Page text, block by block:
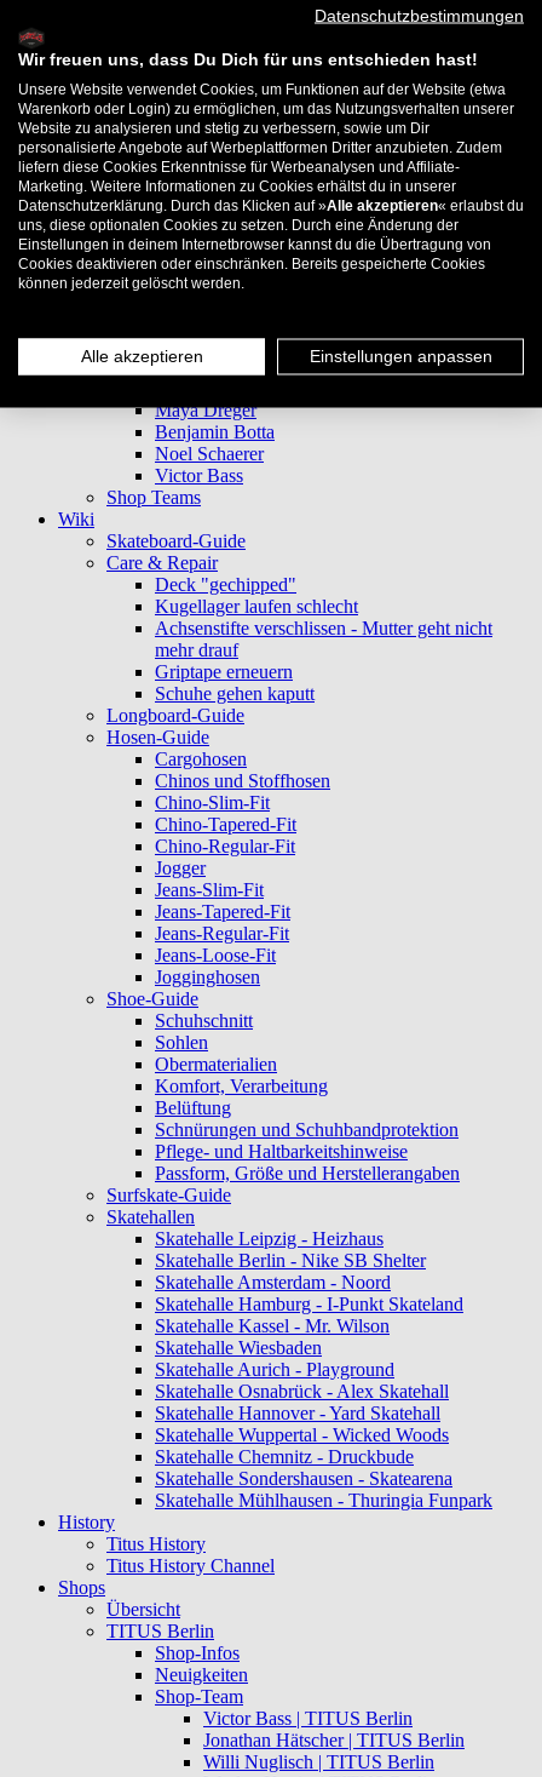
Jan Hellwig
Deniel Cramer
Antoni Zeyer
David Neier
Patricc Wolf
Konni Brock
Thomas Weber
Quirin Staudt
Marlene Mangold
Tim Blijstervelt
Florent Tourdre
Sanne van Linder
Alex Kililis
Maya Dreger
Benjamin Botta
Noel Schaerer
Victor Bass
Shop Teams
Wiki
Skateboard-Guide
Care & Repair
Deck "gechipped"
Kugellager laufen schlecht
Achsenstifte verschlissen - Mutter geht nicht
mehr drauf
Griptape erneuern
Schuhe gehen kaputt
Longboard-Guide
Hosen-Guide
Cargohosen
Chinos und Stoffhosen
Chino-Slim-Fit
Chino-Tapered-Fit
Chino-Regular-Fit
Jogger
Jeans-Slim-Fit
Jeans-Tapered-Fit
Jeans-Regular-Fit
Jeans-Loose-Fit
Jogginghosen
Shoe-Guide
Schuhschnitt
Sohlen
Obermaterialien
Komfort, Verarbeitung
Belüftung
Schnürungen und Schuhbandprotektion
Pflege- und Haltbarkeitshinweise
Passform, Größe und Herstellerangaben
Surfskate-Guide
Skatehallen
Skatehalle Leipzig - Heizhaus
Skatehalle Berlin - Nike SB Shelter
Skatehalle Amsterdam - Noord
Skatehalle Hamburg - I-Punkt Skateland
Skatehalle Kassel - Mr. Wilson
Skatehalle Wiesbaden
Skatehalle Aurich - Playground
Skatehalle Osnabrück - Alex Skatehall
Skatehalle Hannover - Yard Skatehall
Skatehalle Wuppertal - Wicked Woods
Skatehalle Chemnitz - Druckbude
Skatehalle Sondershausen - Skatearena
Skatehalle Mühlhausen - Thuringia Funpark
History
Titus History
Titus History Channel
Shops
Übersicht
TITUS Berlin
Shop-Infos
Neuigkeiten
Shop-Team
Victor Bass | TITUS Berlin
Jonathan Hätscher | TITUS Berlin
Willi Nuglisch | TITUS Berlin
Datenschutzbestimmungen
Wir freuen uns, dass Du Dich für uns entschieden hast!
Unsere Website verwendet Cookies, um Funktionen auf der Website (etwa
Warenkorb oder Login) zu ermöglichen, um das Nutzungsverhalten unserer
Website zu analysieren und stetig zu verbessern, sowie um Dir
personalisierte Angebote auf Werbeplattformen Dritter anzubieten. Zudem
liefern diese Cookies Erkenntnisse für Werbeanalysen und Affiliate-
Marketing. Weitere Informationen zu Cookies erhältst du in unserer
Datenschutzerklärung. Durch das Klicken auf »Alle akzeptieren« erlaubst du
uns, diese optionalen Cookies zu setzen. Durch eine Änderung der
Einstellungen in deinem Internetbrowser kannst du die Übertragung von
Cookies deaktivieren oder einschränken. Bereits gespeicherte Cookies
können jederzeit gelöscht werden.
Alle akzeptieren Einstellungen anpassen